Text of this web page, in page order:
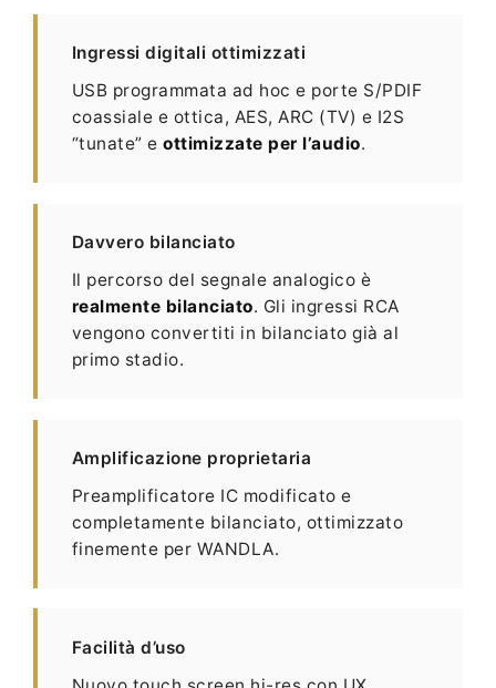
Ingressi digitali ottimizzati
USB programmata ad hoc e porte S/PDIF
coassiale e ottica, AES, ARC (TV) e I2S
“tunate” eottimizzate per l’audio.
Davvero bilanciato
Il percorso del segnale analogico è
realmente bilanciato. Gli ingressi RCA
vengono convertiti in bilanciato già al
primo stadio.
Amplificazione proprietaria
Preamplificatore IC modificato e
completamente bilanciato, ottimizzato
finemente per WANDLA.
Facilità d’uso